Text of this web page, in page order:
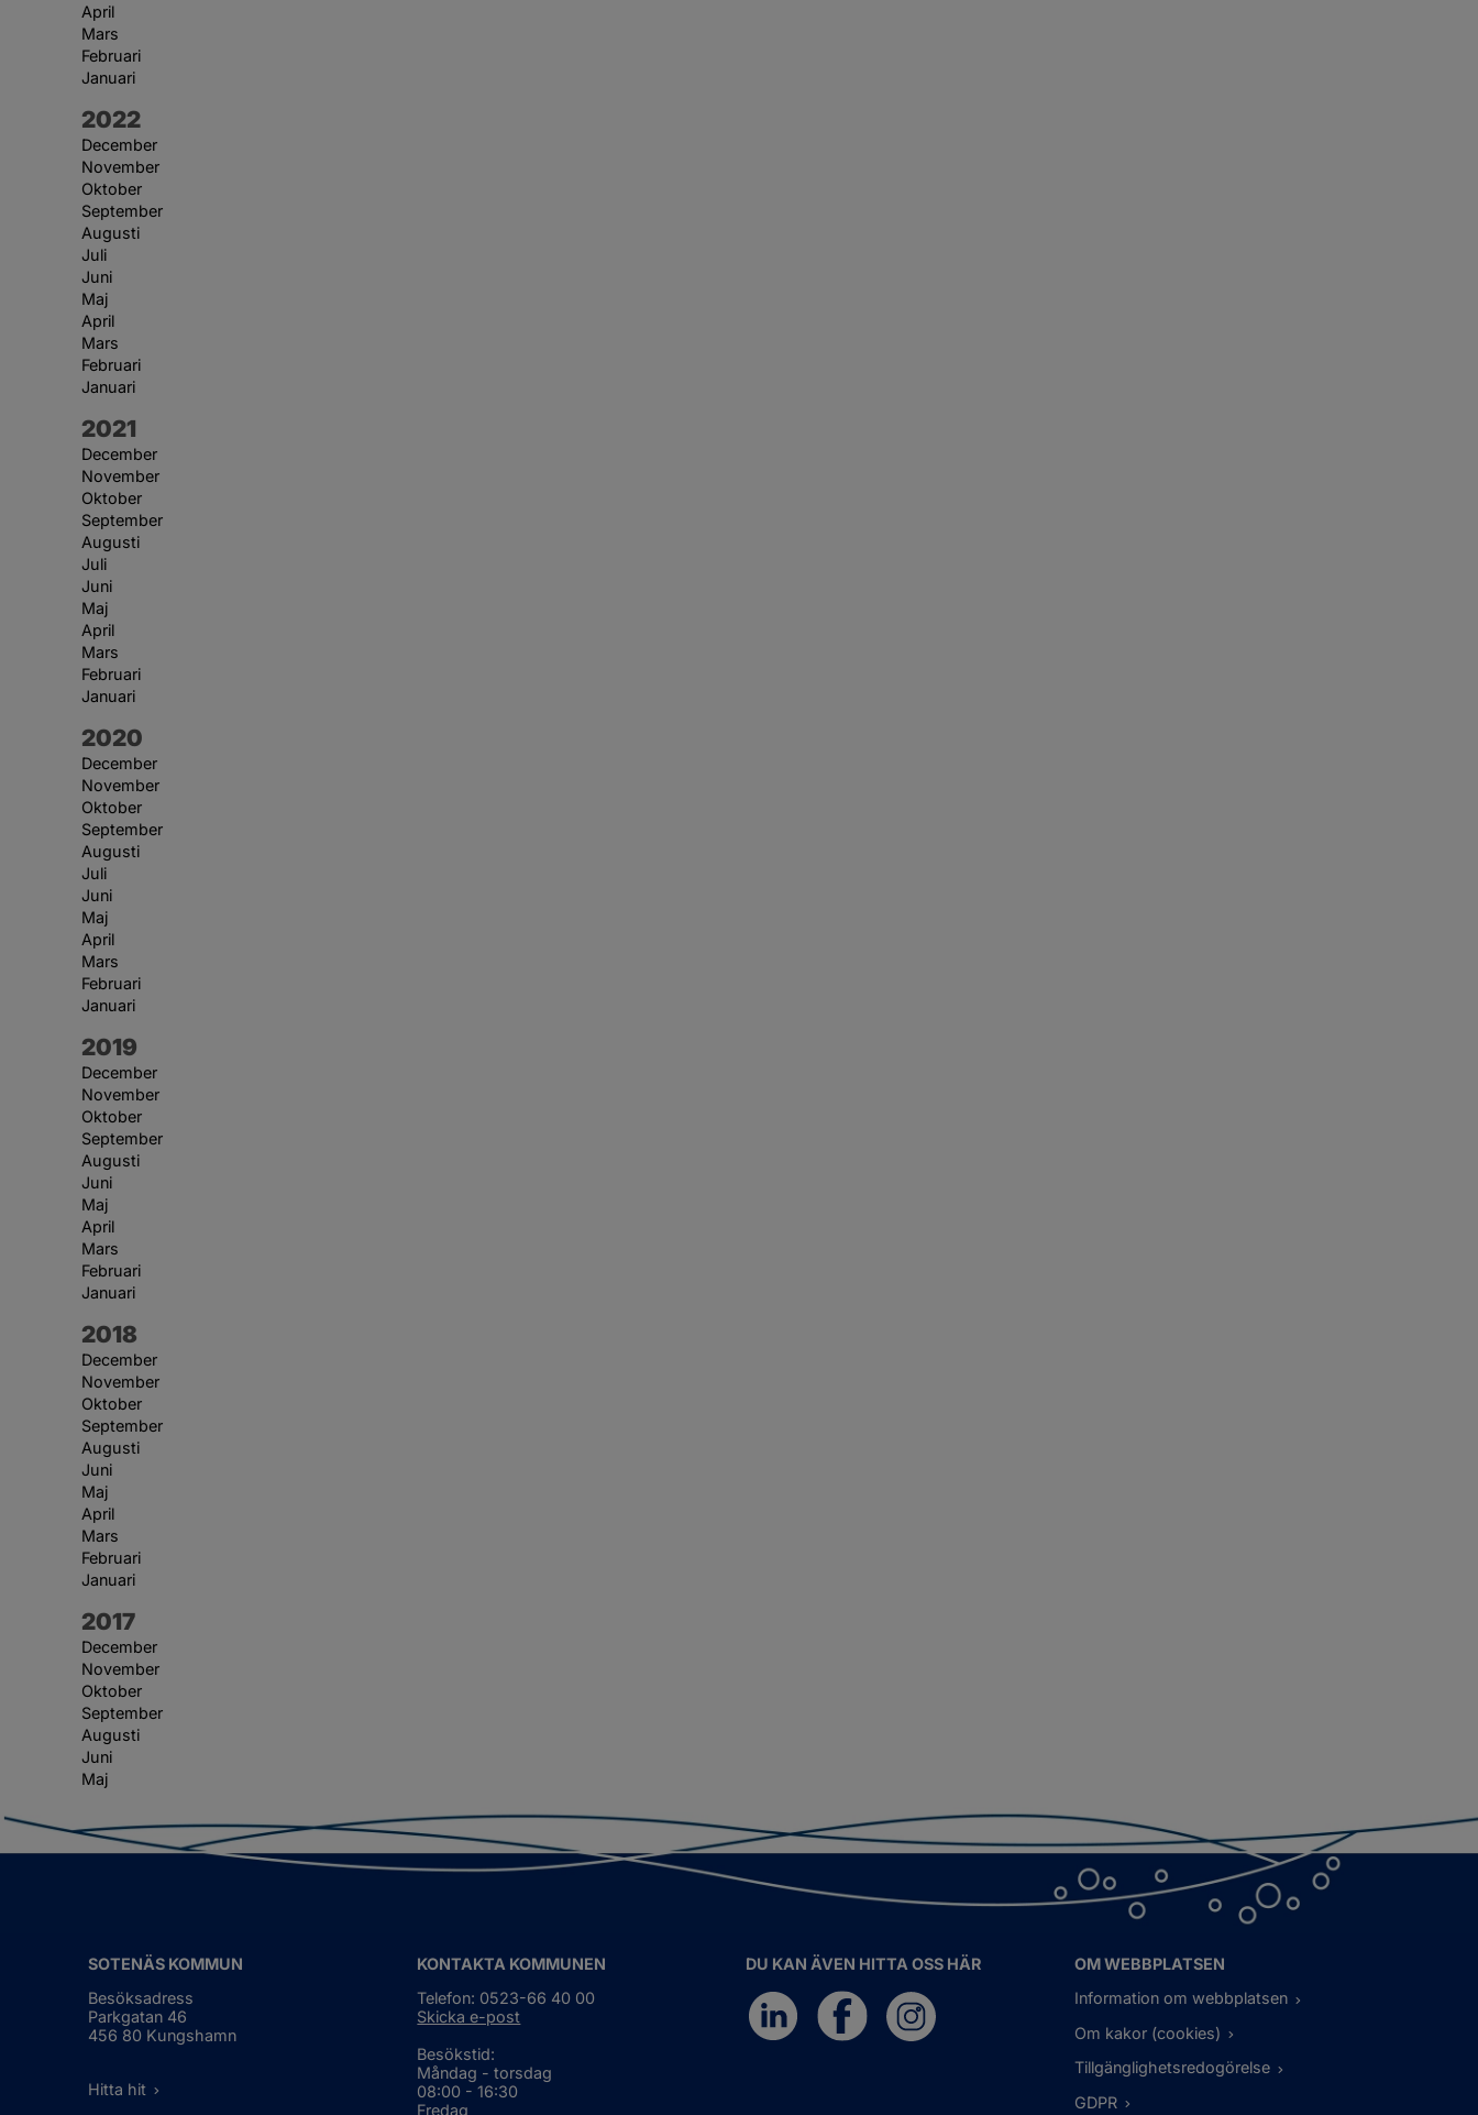
April
Mars
Februari
Januari
År:
2022
December
November
Oktober
September
Augusti
Juli
Juni
Maj
April
Mars
Februari
Januari
År:
2021
December
November
Oktober
September
Augusti
Juli
Juni
Maj
April
Mars
Februari
Januari
År:
2020
December
November
Oktober
September
Augusti
Juli
Juni
Maj
April
Mars
Februari
Januari
År:
2019
December
November
Oktober
September
Augusti
Juni
Maj
April
Mars
Februari
Januari
År:
2018
December
November
Oktober
September
Augusti
Juni
Maj
April
Mars
Februari
Januari
År:
2017
December
November
Oktober
September
Augusti
Juni
Maj
SOTENÄS KOMMUN
Besöksadress
Parkgatan 46
456 80 Kungshamn
Hitta hit
KONTAKTA KOMMUNEN
Telefon: 0523-66 40 00
Skicka e-post
Besökstid:
Måndag - torsdag
08:00 - 16:30
Fredag
DU KAN ÄVEN HITTA OSS HÄR
OM WEBBPLATSEN
Information om webbplatsen
Om kakor (cookies)
Tillgänglighetsredogörelse
GDPR